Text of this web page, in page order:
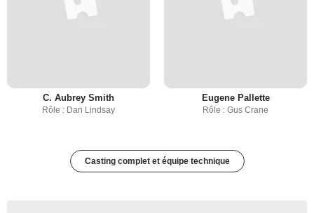
C. Aubrey Smith
Rôle : Dan Lindsay
Eugene Pallette
Rôle : Gus Crane
Casting complet et équipe technique